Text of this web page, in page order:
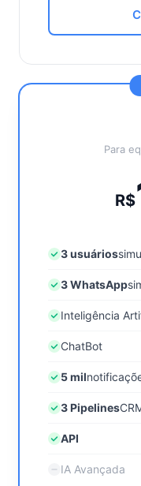
Para
R$
3 usuários
3 WhatsApp
Inteligência
ChatBot
5 mil
3 Pipelines
API
IA Avançada